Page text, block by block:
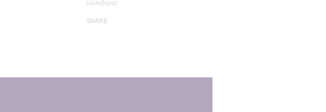
(αλλαξιέρα)
SHARE